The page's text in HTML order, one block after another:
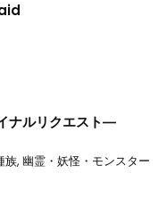
ルリクエスト―
族,幽霊・妖怪・モンスター